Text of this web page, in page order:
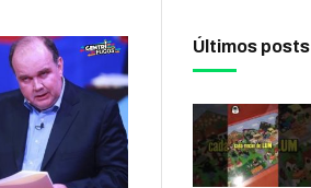
Últimos posts